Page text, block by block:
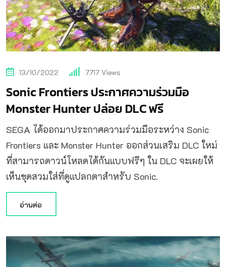
13/10/2022 7717 Views
Sonic Frontiers ประกาศความร่วมมือ
Monster Hunter ปล่อย DLC ฟรี
SEGA ได้ออกมาประกาศความร่วมมือระหว่าง Sonic
Frontiers และ Monster Hunter ออกส่วนเสริม DLC ใหม่
ที่สามารถดาวน์โหลดได้กันแบบฟรีๆ ใน DLC จะเผยให้
เห็นชุดสวมใส่ที่ดูแปลกตาสำหรับ Sonic.
อ่านต่อ